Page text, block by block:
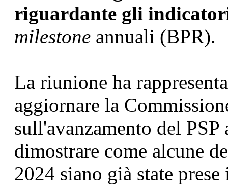
riguardante gli
milestone annuali (BPR).
La riunione ha
aggiornare la
sull'avanzamento del
dimostrare come alcune
2024 siano già state